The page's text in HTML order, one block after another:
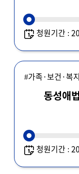
청원기간 :
#가족·보건·복지
동성애
청원기간 :